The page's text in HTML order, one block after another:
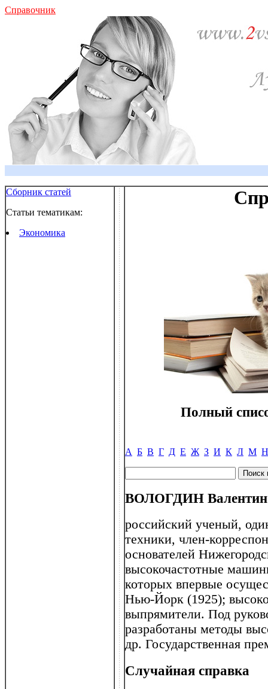
Справочник
Сборник статей
Статьи тематикам:
Экономика
Полный
А Б В Г Д Е Ж З И К Л М Н
ВОЛОГДИН Валентин
российский ученый,
техники, член-
основателей
высокочастотные
которых впервые
Нью-Йорк (1925);
выпрямители. Под
разработаны методы
др. Государственная
Случайная справка